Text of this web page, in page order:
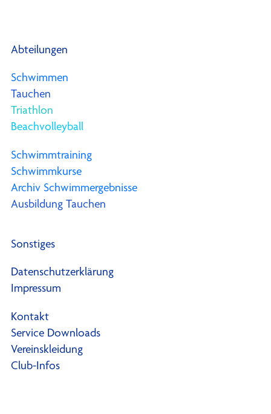
Abteilungen
Schwimmen
Tauchen
Triathlon
Beachvolleyball
Schwimmtraining
Schwimmkurse
Archiv Schwimmergebnisse
Ausbildung Tauchen
Sonstiges
Datenschutzerklärung
Impressum
Kontakt
Service Downloads
Vereinskleidung
Club-Infos